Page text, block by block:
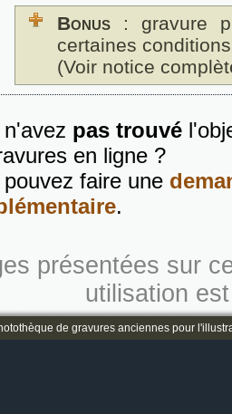
Bonus : gravure
certaines
(Voir notice
pas trouvé
en ligne ?
faire une
.
présentées sur
utilisation
de gravures anciennes pour